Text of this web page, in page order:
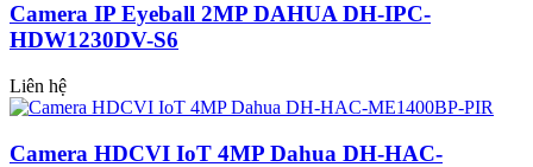
Camera IP Eyeball 2MP DAHUA DH-IPC-
HDW1230DV-S6
Liên hệ
Camera HDCVI IoT 4MP Dahua DH-HAC-